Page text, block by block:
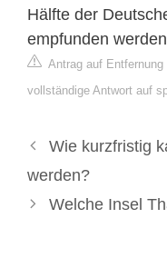
Hälfte der
empfunden
Antrag auf Entfernung
vollständige Antwort auf
Wie kurzfristig
werden?
Welche Insel